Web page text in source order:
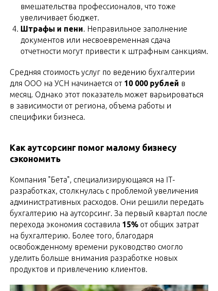
вмешательства профессионалов, что тоже
увеличивает бюджет.
Штрафы и пени. Неправильное заполнение
документов или несвоевременная сдача
отчетности могут привести к штрафным санкциям.
Средняя стоимость услуг по ведению бухгалтерии
для ООО на УСН начинается от 10 000 рублей в
месяц. Однако этот показатель может варьироваться
в зависимости от региона, объема работы и
специфики бизнеса.
Как аутсорсинг помог малому бизнесу
сэкономить
Компания "Бета", специализирующаяся на IT-
разработках, столкнулась с проблемой увеличения
административных расходов. Они решили передать
бухгалтерию на аутсорсинг. За первый квартал после
перехода экономия составила 15% от общих затрат
на бухгалтерию. Более того, благодаря
освобожденному времени руководство смогло
уделить больше внимания разработке новых
продуктов и привлечению клиентов.